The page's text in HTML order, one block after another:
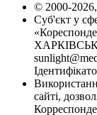
© 2000-
Суб'єкт у
сайті,